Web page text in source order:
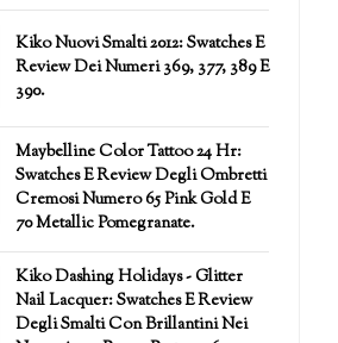
Kiko Nuovi Smalti 2012: Swatches E
Review Dei Numeri 369, 377, 389 E
390.
Maybelline Color Tattoo 24 Hr:
Swatches E Review Degli Ombretti
Cremosi Numero 65 Pink Gold E
70 Metallic Pomegranate.
Kiko Dashing Holidays - Glitter
Nail Lacquer: Swatches E Review
Degli Smalti Con Brillantini Nei